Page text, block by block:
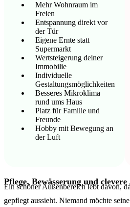
Mehr Wohnraum im
Freien
Entspannung direkt vor
der Tür
Eigene Ernte statt
Supermarkt
Wertsteigerung deiner
Immobilie
Individuelle
Gestaltungsmöglichkeiten
Besseres Mikroklima
rund ums Haus
Platz für Familie und
Freunde
Hobby mit Bewegung an
der Luft
Pflege, Bewässerung und
Ein schöner Außenbereich lebt davon,
gepflegt aussieht. Niemand möchte